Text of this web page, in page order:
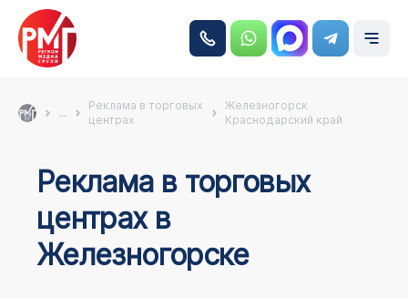
...
Реклама в торговых
центрах
Железногорск
Краснодарский край
Реклама в торговых
центрах в
Железногорске